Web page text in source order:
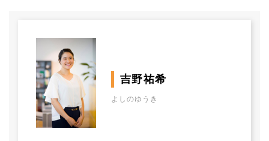
吉野祐希
よしのゆうき